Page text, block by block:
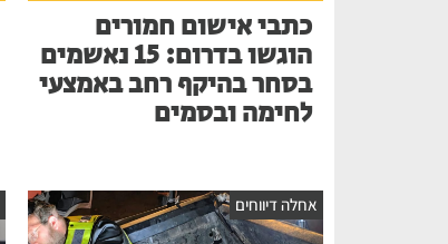
כתבי אישום חמורים
הוגשו בדרום: 15 נאשמים
בסחר בהיקף רחב באמצעי
לחימה ובסמים
אחלה דיווחים